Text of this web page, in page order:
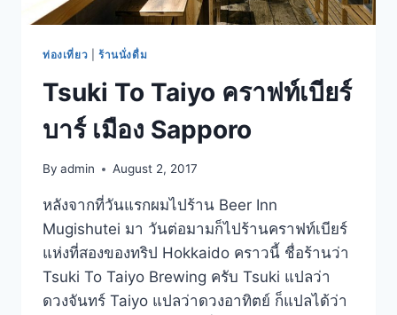
ท่องเที่ยว ร้านนั่งดื่ม
Tsuki To Taiyo คราฟท์เบียร์
บาร์ เมือง Sapporo
By admin August 2, 2017
หลังจากที่วันแรกผมไปร้าน Beer Inn
Mugishutei มา วันต่อมามก็ไปร้านคราฟท์เบียร์
แห่งที่สองของทริป Hokkaido คราวนี้ ชื่อร้านว่า
Tsuki To Taiyo Brewing ครับ Tsuki แปลว่า
ดวงจันทร์ Taiyo แปลว่าดวงอาทิตย์ ก็แปลได้ว่า